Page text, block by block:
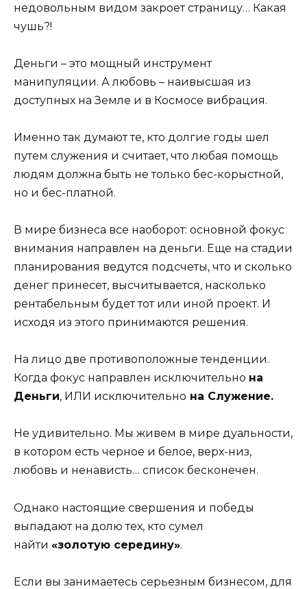
недовольным видом закроет страницу… Какая
чушь?!
Деньги – это мощный инструмент
манипуляции. А любовь – наивысшая из
доступных на Земле и в Космосе вибрация.
Именно так думают те, кто долгие годы шел
путем служения и считает, что любая помощь
людям должна быть не только бес-корыстной,
но и бес-платной.
В мире бизнеса все наоборот: основной фокус
внимания направлен на деньги. Еще на стадии
планирования ведутся подсчеты, что и сколько
денег принесет, высчитывается, насколько
рентабельным будет тот или иной проект. И
исходя из этого принимаются решения.
На лицо две противоположные тенденции.
Когда фокус направлен исключительно на
Деньги, ИЛИ исключительно на Служение.
Не удивительно. Мы живем в мире дуальности,
в котором есть черное и белое, верх-низ,
любовь и ненависть… список бесконечен.
Однако настоящие свершения и победы
выпадают на долю тех, кто сумел
найти «золотую середину».
Если вы занимаетесь серьезным бизнесом, для